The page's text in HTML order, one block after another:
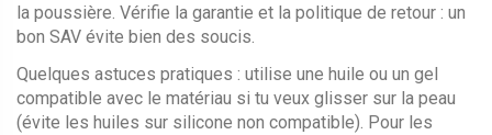
la poussière. Vérifie la garantie et la politique de retour : un
bon SAV évite bien des soucis.
Quelques astuces pratiques : utilise une huile ou un gel
compatible avec le matériau si tu veux glisser sur la peau
(évite les huiles sur silicone non compatible). Pour les